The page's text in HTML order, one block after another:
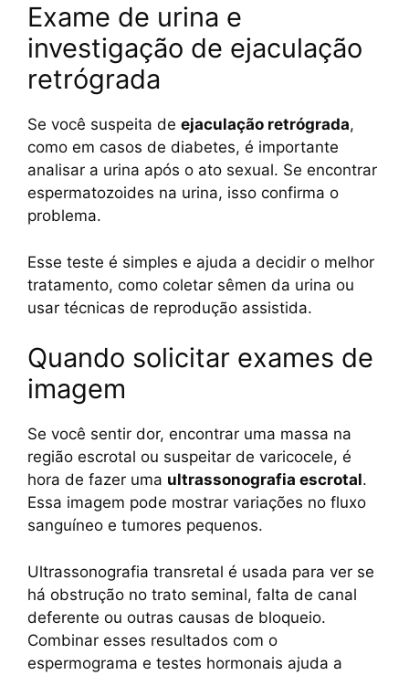
Exame de urina e
investigação de ejaculação
retrógrada
Se você suspeita de ejaculação retrógrada,
como em casos de diabetes, é importante
analisar a urina após o ato sexual. Se encontrar
espermatozoides na urina, isso confirma o
problema.
Esse teste é simples e ajuda a decidir o melhor
tratamento, como coletar sêmen da urina ou
usar técnicas de reprodução assistida.
Quando solicitar exames de
imagem
Se você sentir dor, encontrar uma massa na
região escrotal ou suspeitar de varicocele, é
hora de fazer uma ultrassonografia escrotal.
Essa imagem pode mostrar variações no fluxo
sanguíneo e tumores pequenos.
Ultrassonografia transretal é usada para ver se
há obstrução no trato seminal, falta de canal
deferente ou outras causas de bloqueio.
Combinar esses resultados com o
espermograma e testes hormonais ajuda a